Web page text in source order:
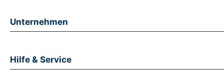
Unternehmen
Hilfe & Service